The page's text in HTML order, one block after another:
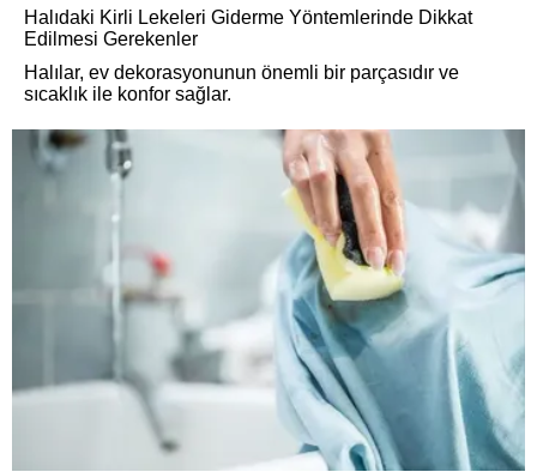
Halıdaki Kirli Lekeleri Giderme Yöntemlerinde Dikkat
Edilmesi Gerekenler
Halılar, ev dekorasyonunun önemli bir parçasıdır ve
sıcaklık ile konfor sağlar.